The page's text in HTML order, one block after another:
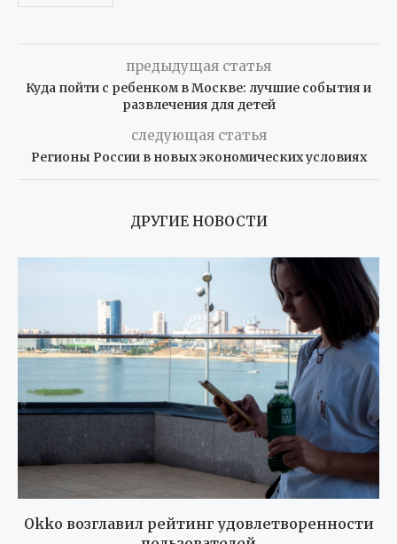
предыдущая статья
Куда пойти с ребенком в Москве: лучшие события и
развлечения для детей
следующая статья
Регионы России в новых экономических условиях
ДРУГИЕ НОВОСТИ
Okko возглавил рейтинг удовлетворенности